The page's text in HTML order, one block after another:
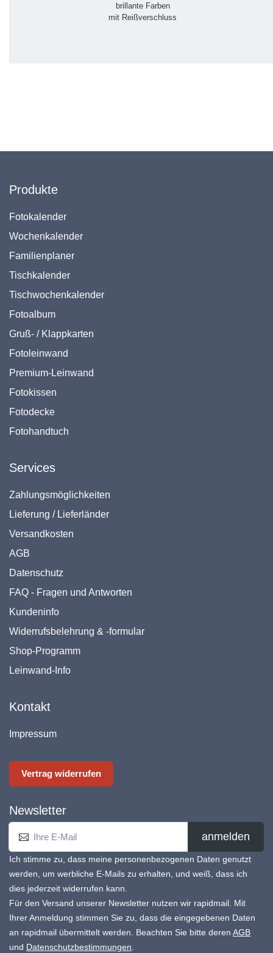
brillante Farben
mit Reißverschluss
Produkte
Fotokalender
Wochenkalender
Familienplaner
Tischkalender
Tischwochenkalender
Fotoalbum
Gruß- / Klappkarten
Fotoleinwand
Premium-Leinwand
Fotokissen
Fotodecke
Fotohandtuch
Services
Zahlungsmöglichkeiten
Lieferung / Lieferländer
Versandkosten
AGB
Datenschutz
FAQ - Fragen und Antworten
Kundeninfo
Widerrufsbelehrung & -formular
Shop-Programm
Leinwand-Info
Kontakt
Impressum
Vertrag widerrufen
Newsletter
anmelden
Ich stimme zu, dass meine personenbezogenen Daten genutzt
werden, um werbliche E-Mails zu erhalten, und weiß, dass ich
dies jederzeit widerrufen kann.
Für den Versand unserer Newsletter nutzen wir rapidmail. Mit
Ihrer Anmeldung stimmen Sie zu, dass die eingegebenen Daten
an rapidmail übermittelt werden. Beachten Sie bitte deren AGB
und Datenschutzbestimmungen.